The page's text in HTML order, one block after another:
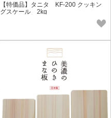
【特価品】タニタ KF-200 クッキン
グスケール 2kg